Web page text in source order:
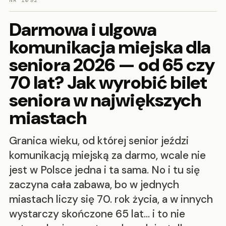
Darmowa i ulgowa
komunikacja miejska dla
seniora 2026 — od 65 czy
70 lat? Jak wyrobić bilet
seniora w największych
miastach
Granica wieku, od której senior jeździ
komunikacją miejską za darmo, wcale nie
jest w Polsce jedna i ta sama. No i tu się
zaczyna cała zabawa, bo w jednych
miastach liczy się 70. rok życia, a w innych
wystarczy skończone 65 lat… i to nie